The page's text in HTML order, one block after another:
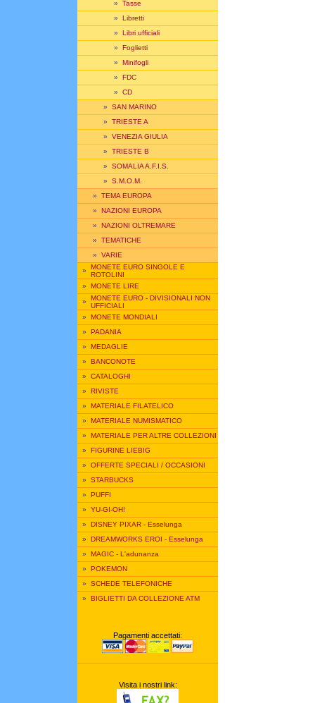
» Tasse
» Libretti
» Libri ufficiali
» Foglietti
» Minifogli
» FDC
» CD
» SAN MARINO
» TRIESTE A
» VENEZIA GIULIA
» TRIESTE B
» SOMALIA A.F.I.S.
» S.M.O.M.
» TEMA EUROPA
» NAZIONI EUROPA
» NAZIONI OLTREMARE
» TEMATICHE
» VARIE
» MONETE EURO SINGOLE E
ROTOLINI
» MONETE LIRE
» MONETE EURO - DIVISIONALI NON
UFFICIALI
» MONETE MONDIALI
» PADANIA
» MEDAGLIE
» BANCONOTE
» CATALOGHI
» RIVISTE
» MATERIALE FILATELICO
» MATERIALE NUMISMATICO
» MATERIALE PER ALTRE COLLEZIONI
» FIGURINE LIEBIG
» OFFERTE SPECIALI / OCCASIONI
» STARBUCKS
» PUFFI
» YU-GI-OH!
» DISNEY PIXAR - Esselunga
» DREAMWORKS EROI - Esselunga
» MAGIC - L'adunanza
» POKEMON
» SCHEDE TELEFONICHE
» BIGLIETTI DA COLLEZIONE ATM
Pagamenti accettati:
Visita i nostri link: